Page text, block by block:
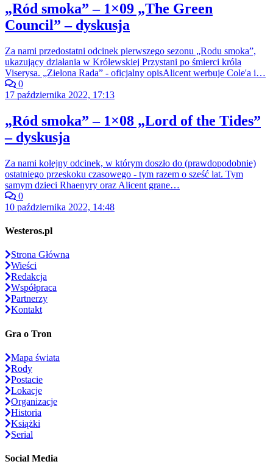
„Ród smoka” – 1×09 „The Green
Council” – dyskusja
Za nami przedostatni odcinek pierwszego sezonu „Rodu smoka”,
ukazujący działania w Królewskiej Przystani po śmierci króla
Viserysa. „Zielona Rada” - oficjalny opisAlicent werbuje Cole'a i…
0
17 października 2022, 17:13
„Ród smoka” – 1×08 „Lord of the Tides”
– dyskusja
Za nami kolejny odcinek, w którym doszło do (prawdopodobnie)
ostatniego przeskoku czasowego - tym razem o sześć lat. Tym
samym dzieci Rhaenyry oraz Alicent grane…
0
10 października 2022, 14:48
Westeros.pl
Strona Główna
Wieści
Redakcja
Współpraca
Partnerzy
Kontakt
Gra o Tron
Mapa świata
Rody
Postacie
Lokacje
Organizacje
Historia
Książki
Serial
Social Media